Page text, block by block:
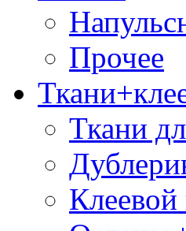
Прочее
Ткани